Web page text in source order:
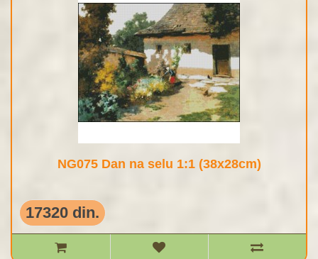
NG075 Dan na selu 1:1 (38x28cm)
17320 din.